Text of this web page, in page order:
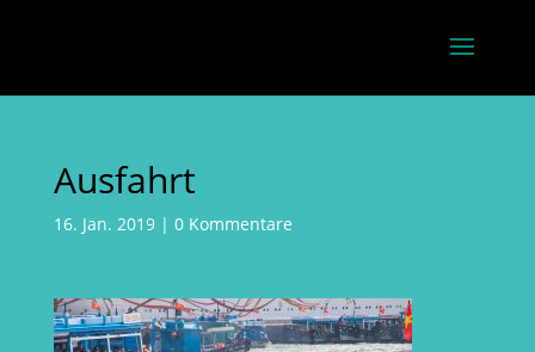
Ausfahrt
16. Jan. 2019| 0 Kommentare